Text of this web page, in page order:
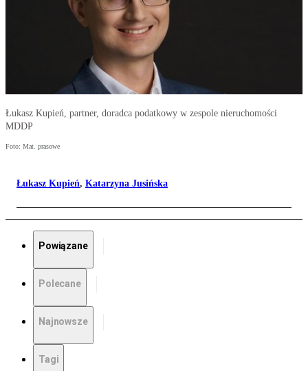
Łukasz Kupień, partner, doradca podatkowy w zespole nieruchomości
MDDP
Foto: Mat. prasowe
Łukasz Kupień, Katarzyna Jusińska
Powiązane
Polecane
Najnowsze
Tagi